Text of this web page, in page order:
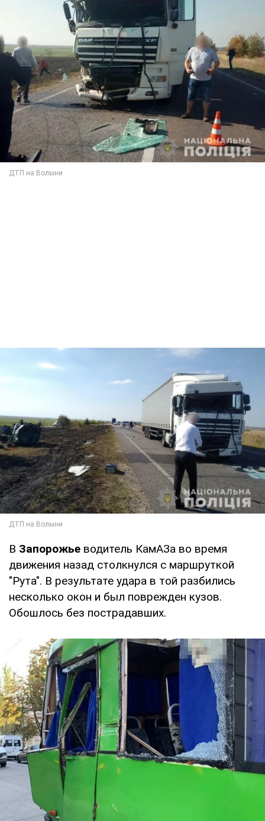
В Запорожье водитель КамАЗа во время
движения назад столкнулся с маршруткой
"Рута". В результате удара в той разбились
несколько окон и был поврежден кузов.
Обошлось без пострадавших.